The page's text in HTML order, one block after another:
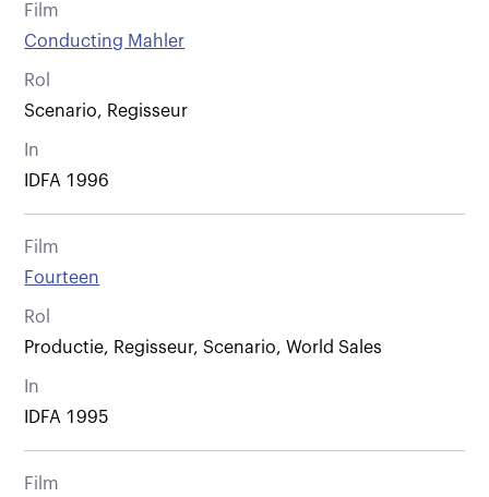
Film
Conducting Mahler
Rol
Scenario, Regisseur
In
IDFA 1996
Film
Fourteen
Rol
Productie, Regisseur, Scenario, World Sales
In
IDFA 1995
Film